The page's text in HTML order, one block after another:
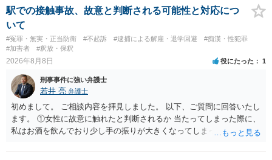
駅での接触事故、故意と判断される可能性と対応につ
いて
#冤罪・無実・正当防衛 #不起訴 #逮捕による解雇・退学回避
#痴漢・性犯罪
#加害者
#釈放・保釈
2026年8月8日 役にたった 1
刑事事件に強い弁護士
若井 亮 弁護士
初めまして。 ご相談内容を拝見しました。 以下、ご質問に回答いたし
ます。 ①女性に故意に触れたと判断されるか 当たってしまった際に、
私はお酒を飲んでおり少し手の振りが大きくなってしまっていたこと
いた場合、故意だと判定されやすいのでしょうか？ お伺いする限り、